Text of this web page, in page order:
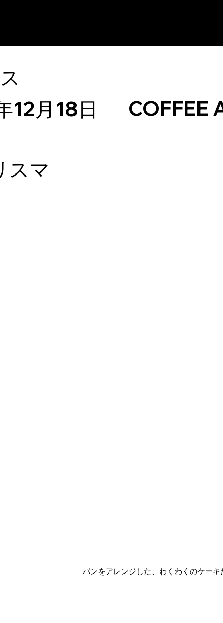
スマ
12月18日 COFFEE
パンをアレンジした、わくわくのケー